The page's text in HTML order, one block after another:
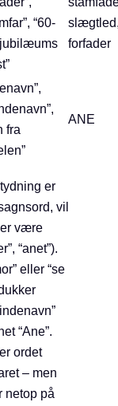
“60-
forfader
fra
ANE
er
vil
være
“anet”).
eller “se
“Ane”.
ordet
– men
netop på